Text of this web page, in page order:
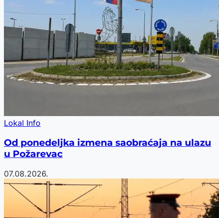
Lokal Info
Od ponedeljka izmena saobraćaja na ulazu
u Požarevac
07.08.2026.